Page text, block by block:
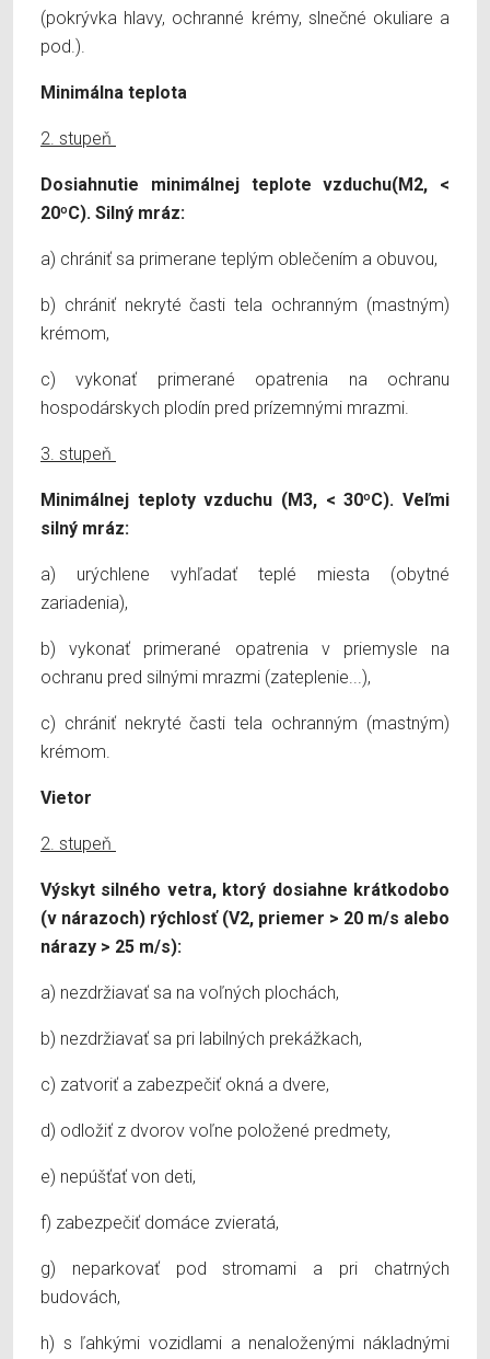
(pokrývka hlavy, ochranné krémy, slnečné okuliare a
pod.).
Minimálna teplota
2. stupeň
Dosiahnutie minimálnej teplote vzduchu(M2, <
20ºC). Silný mráz:
a) chrániť sa primerane teplým oblečením a obuvou,
b) chrániť nekryté časti tela ochranným (mastným)
krémom,
c) vykonať primerané opatrenia na ochranu
hospodárskych plodín pred prízemnými mrazmi.
3. stupeň
Minimálnej teploty vzduchu (M3, < 30ºC). Veľmi
silný mráz:
a) urýchlene vyhľadať teplé miesta (obytné
zariadenia),
b) vykonať primerané opatrenia v priemysle na
ochranu pred silnými mrazmi (zateplenie...),
c) chrániť nekryté časti tela ochranným (mastným)
krémom.
Vietor
2. stupeň
Výskyt silného vetra, ktorý dosiahne krátkodobo
(v nárazoch) rýchlosť (V2, priemer > 20 m/s alebo
nárazy > 25 m/s):
a) nezdržiavať sa na voľných plochách,
b) nezdržiavať sa pri labilných prekážkach,
c) zatvoriť a zabezpečiť okná a dvere,
d) odložiť z dvorov voľne položené predmety,
e) nepúšťať von deti,
f) zabezpečiť domáce zvieratá,
g) neparkovať pod stromami a pri chatrných
budovách,
h) s ľahkými vozidlami a nenaloženými nákladnými